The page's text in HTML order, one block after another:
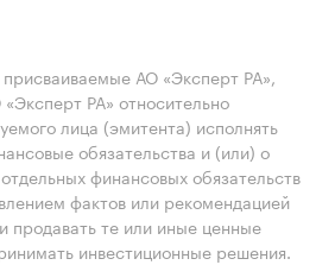
АО «Эксперт РА»,
РА» относительно
лица (эмитента) исполнять
обязательства и (или) о
финансовых обязательств
фактов или рекомендацией
продавать те или иные ценные
инвестиционные решения.